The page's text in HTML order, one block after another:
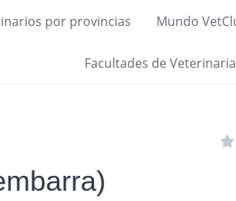
por provincias Mundo
Facultades de Veterinaria